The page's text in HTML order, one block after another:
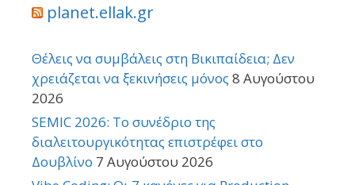
planet.ellak.gr
Θέλεις να συμβάλεις στη Βικιπαίδεια; Δεν
χρειάζεται να ξεκινήσεις μόνος 8 Αυγούστου
2026
SEMIC 2026: Το συνέδριο της
διαλειτουργικότητας επιστρέφει στο
Δουβλίνο 7 Αυγούστου 2026